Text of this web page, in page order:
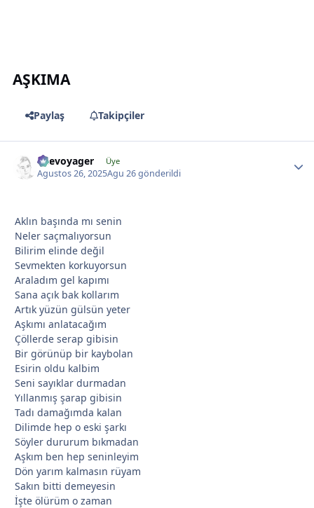
AŞKIMA
Paylaş Takipçiler
likevoyager Üye
Agustos 26, 2025Agu 26gönderildi
Aklın başında mı senin
Neler saçmalıyorsun
Bilirim elinde değil
Sevmekten korkuyorsun
Araladım gel kapımı
Sana açık bak kollarım
Artık yüzün gülsün yeter
Aşkımı anlatacağım
Çöllerde serap gibisin
Bir görünüp bir kaybolan
Esirin oldu kalbim
Seni sayıklar durmadan
Yıllanmış şarap gibisin
Tadı damağımda kalan
Dilimde hep o eski şarkı
Söyler dururum bıkmadan
Aşkım ben hep seninleyim
Dön yarım kalmasın rüyam
Sakın bitti demeyesin
İşte ölürüm o zaman
*